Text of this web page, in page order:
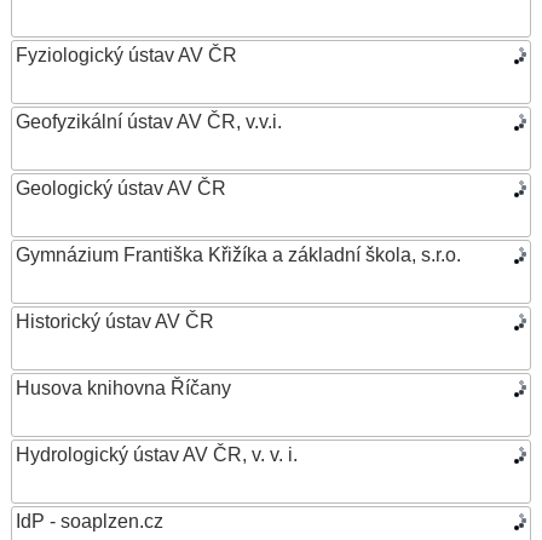
Fyziologický ústav AV ČR
Geofyzikální ústav AV ČR, v.v.i.
Geologický ústav AV ČR
Gymnázium Františka Křižíka a základní škola, s.r.o.
Historický ústav AV ČR
Husova knihovna Říčany
Hydrologický ústav AV ČR, v. v. i.
IdP - soaplzen.cz